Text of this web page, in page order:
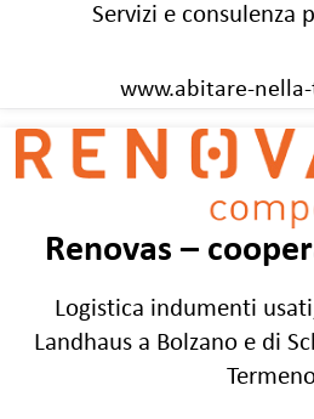
Servizi e consulenza
www.abitare-
Renovas –
Logistica indumenti
Landhaus a Bolzano e di